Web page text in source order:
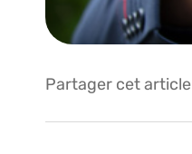
Partager cet article